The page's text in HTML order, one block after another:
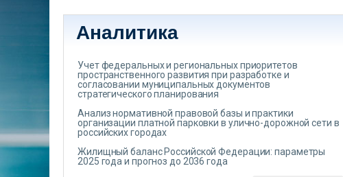
Аналитика
Учет федеральных и региональных приоритетов
пространственного развития при разработке и
согласовании муниципальных документов
стратегического планирования
Анализ нормативной правовой базы и практики
организации платной парковки в улично-дорожной сети в
российских городах
Жилищный баланс Российской Федерации: параметры
2025 года и прогноз до 2036 года